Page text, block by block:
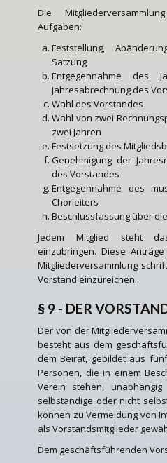
Die
Aufgaben:
Feststellung,
Satzung
Entgegennahme des
Jahresabrechnung des
Wahl des Vorstandes
Wahl von zwei
zwei Jahren
Festsetzung des
Genehmigung der
des Vorstandes
Entgegennahme des
Chorleiters
Beschlussfassung über
Jedem Mitglied steht
einzubringen. Diese
Mitgliederversammlung
Vorstand einzureichen.
§ 9 - DER
Der von der
besteht aus dem
dem Beirat, gebildet aus
Personen, die in einem
Verein stehen,
selbständige oder nicht
können zu Vermeidung von
als Vorstandsmitglieder
Dem geschäftsführenden